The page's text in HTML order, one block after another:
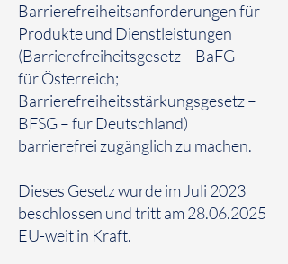
Barrierefreiheitsanforderungen für
Produkte und Dienstleistungen
(Barrierefreiheitsgesetz – BaFG –
für Österreich;
Barrierefreiheitsstärkungsgesetz –
BFSG – für Deutschland)
barrierefrei zugänglich zu machen.
Dieses Gesetz wurde im Juli 2023
beschlossen und tritt am 28.06.2025
EU-weit in Kraft.